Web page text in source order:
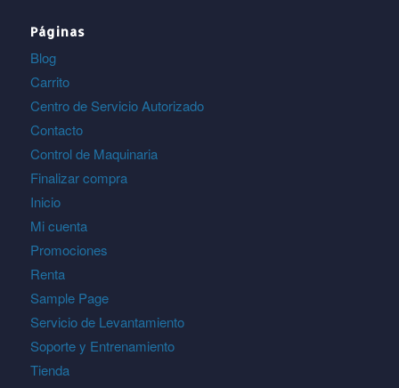
Páginas
Blog
Carrito
Centro de Servicio Autorizado
Contacto
Control de Maquinaria
Finalizar compra
Inicio
Mi cuenta
Promociones
Renta
Sample Page
Servicio de Levantamiento
Soporte y Entrenamiento
Tienda